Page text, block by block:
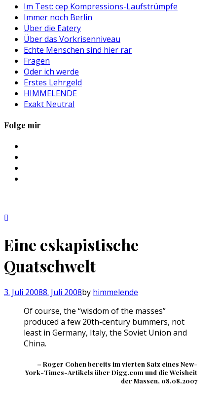
Im Test: cep Kompressions-Laufstrümpfe
Immer noch Berlin
Über die Eatery
Über das Vorkrisenniveau
Echte Menschen sind hier rar
Fragen
Oder ich werde
Erstes Lehrgeld
HIMMELENDE
Exakt Neutral
Folge mir
Eine eskapistische
Quatschwelt
3. Juli 20088. Juli 2008by himmelende
Of course, the “wisdom of the masses”
produced a few 20th-century bummers, not
least in Germany, Italy, the Soviet Union and
China.
– Roger Cohen bereits im vierten Satz eines New-
York-Times-Artikels über Digg.com und die Weisheit
der Massen, 08.08.2007